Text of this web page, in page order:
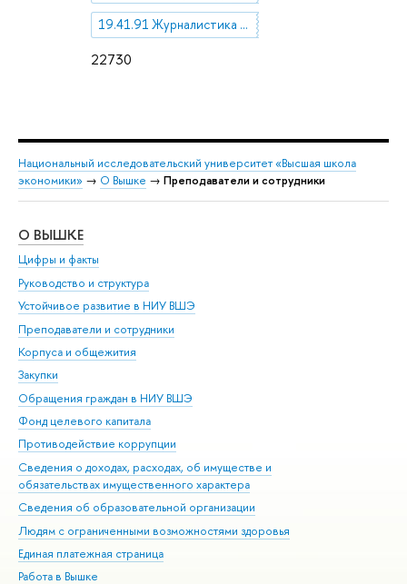
22730
19.41.91 Журналистика в отдельных странах
Национальный исследовательский университет «Высшая школа
экономики» → О Вышке → Преподаватели и сотрудники
О ВЫШКЕ
Цифры и факты
Руководство и структура
Устойчивое развитие в НИУ ВШЭ
Преподаватели и сотрудники
Корпуса и общежития
Закупки
Обращения граждан в НИУ ВШЭ
Фонд целевого капитала
Противодействие коррупции
Сведения о доходах, расходах, об имуществе и
обязательствах имущественного характера
Сведения об образовательной организации
Людям с ограниченными возможностями здоровья
Единая платежная страница
Работа в Вышке